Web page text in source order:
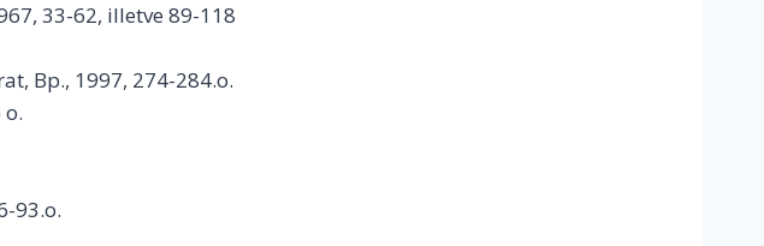
33-62, illetve 89-118
Bp., 1997, 274-284.o.
93.o.